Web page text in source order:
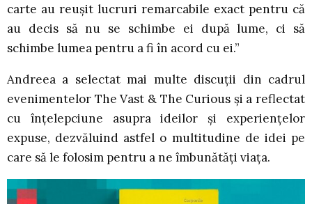
carte au reușit lucruri remarcabile exact pentru că
au decis să nu se schimbe ei după lume, ci să
schimbe lumea pentru a fi în acord cu ei.”
Andreea a selectat mai multe discuții din cadrul
evenimentelor The Vast & The Curious și a reflectat
cu înțelepciune asupra ideilor și experiențelor
expuse, dezvăluind astfel o multitudine de idei pe
care să le folosim pentru a ne îmbunătăți viața.